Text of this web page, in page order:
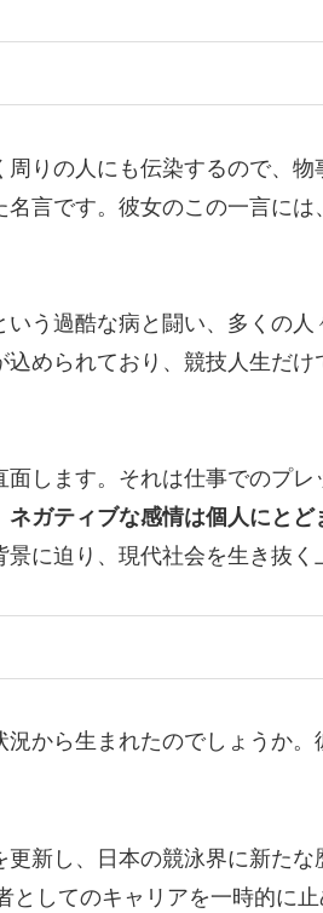
りの人にも伝染するので、
言です。彼女のこの一言に
う過酷な病と闘い、多くの人
込められており、競技人生だ
します。それは仕事でのプ
ネガティブな感情は個人にと
に迫り、現代社会を生き抜く
から生まれたのでしょうか
新し、日本の競泳界に新た
してのキャリアを一時的に止